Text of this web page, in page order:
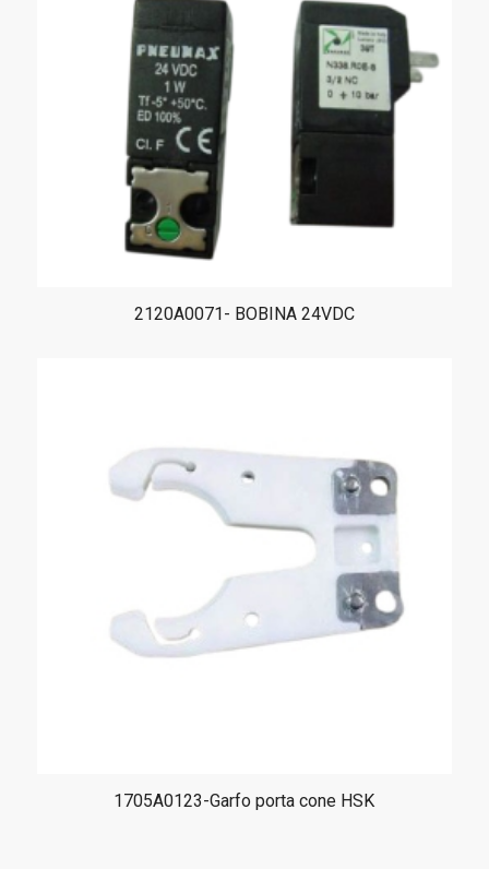
2120A0071- BOBINA 24VDC
1705A0123-Garfo porta cone HSK